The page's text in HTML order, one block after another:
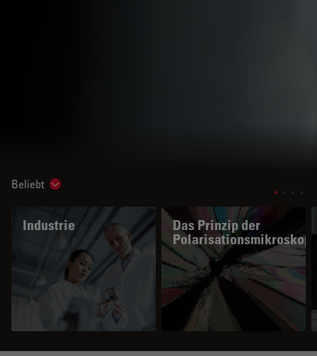
Beliebt Show subnavigation
Industrie
Das Prinzip der